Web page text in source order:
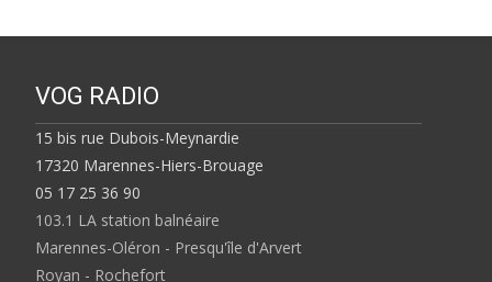
VOG RADIO
15 bis rue Dubois-Meynardie
17320 Marennes-Hiers-Brouage
05 17 25 36 90
103.1 LA station balnéaire
Marennes-Oléron - Presqu'île d'Arvert
Royan - Rochefort